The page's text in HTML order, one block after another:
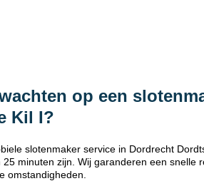
op een
Kil I?
slotenmaker service in Dordrecht
minuten zijn. Wij garanderen een snelle
omstandigheden.